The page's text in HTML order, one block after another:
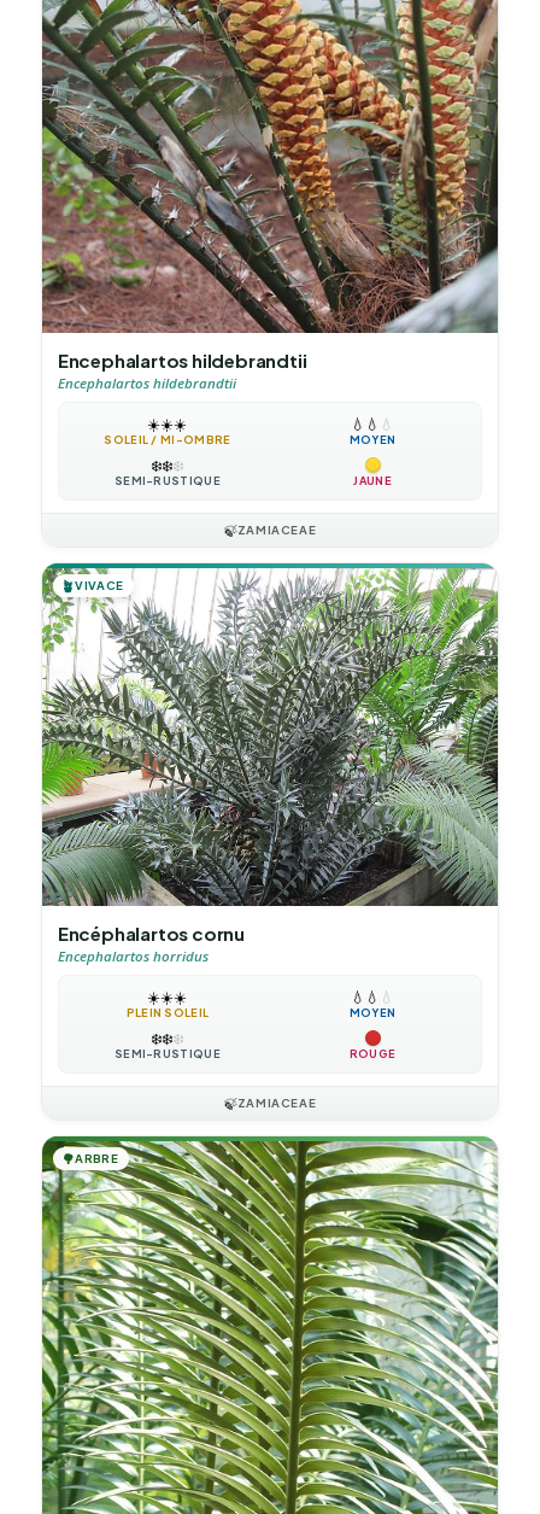
Encephalartos hildebrandtii
Encephalartos hildebrandtii
☀️☀️☀️
SOLEIL / MI-OMBRE
💧 💧 💧
MOYEN
❄️❄️❄️
SEMI-RUSTIQUE JAUNE
🍃ZAMIACEAE
🪴VIVACE
Encéphalartos cornu
Encephalartos horridus
☀️☀️☀️
PLEIN SOLEIL
💧 💧 💧
MOYEN
❄️❄️❄️
SEMI-RUSTIQUE ROUGE
🍃ZAMIACEAE
🌳ARBRE